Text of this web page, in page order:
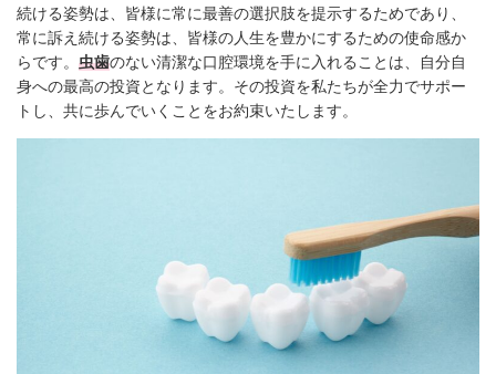
続ける姿勢は、皆様に常に最善の選択肢を提示するためであり、
常に訴え続ける姿勢は、皆様の人生を豊かにするための使命感か
らです。 虫歯のない清潔な口腔環境を手に入れることは、自分自
身への最高の投資となります。その投資を私たちが全力でサポー
トし、共に歩んでいくことをお約束いたします。